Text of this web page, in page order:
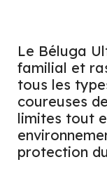
Le Béluga
familial et
tous les
coureuses
limites tout
protection